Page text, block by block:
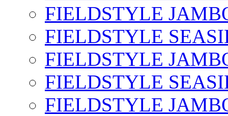
FIELDSTYLE
FIELDSTYLE
FIELDSTYLE
FIELDSTYLE
FIELDSTYLE